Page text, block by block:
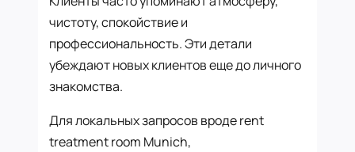
чистоту, спокойствие и
профессиональность. Эти детали
убеждают новых клиентов еще до личного
знакомства.
Для локальных запросов вроде rent
treatment room Munich,